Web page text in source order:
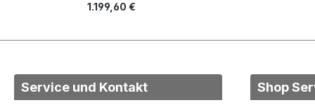
1.199,60 €
Service und Kontakt Shop